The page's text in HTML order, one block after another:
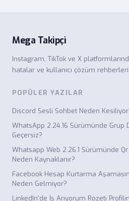
Mega Takipçi
Instagram, TikTok ve X
hatalar ve kullanıcı çözüm
POPÜLER YAZILAR
Discord Sesli Sohbet Neden
WhatsApp 2.24.16 Sürümünde Grup
Geçersiz?
Whatsapp Web 2.26.1 Sürümünde Qr
Neden Kaynaklanır?
Facebook Hesap Kurtarma
Neden Gelmiyor?
LinkedIn'de İş Arıyorum Rozeti